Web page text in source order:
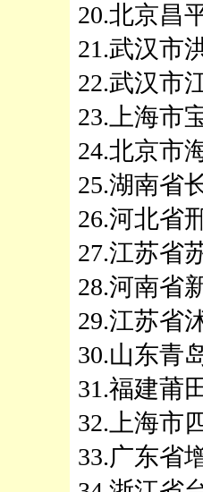
20.北京昌
21.武汉市
22.武汉市
23.上海市
24.北京市
25.湖南省
26.河北省
27.江苏省
28.河南省
29.江苏省
30.山东青
31.福建莆
32.上海市
33.广东省